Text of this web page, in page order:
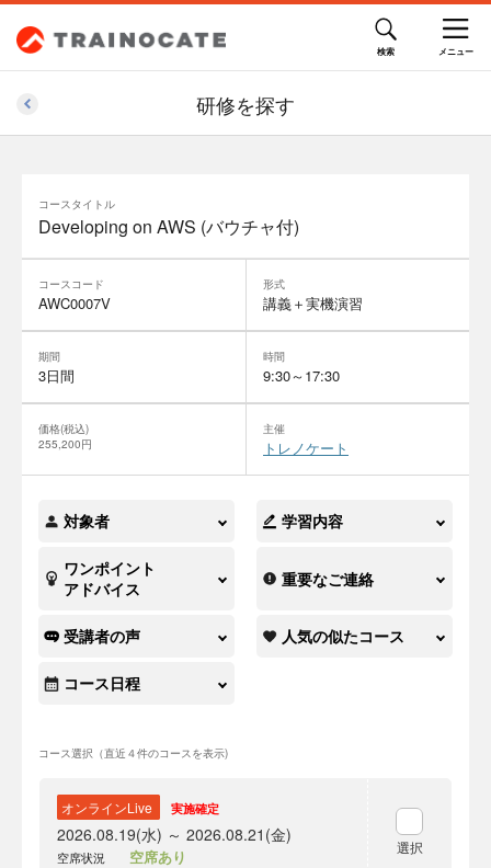
研修を探す
コースタイトル
Developing on AWS (バウチャ付)
コースコード
AWC0007V
形式
講義＋実機演習
期間
3日間
時間
9:30～17:30
価格(税込)
255,200円
主催
トレノケート
対象者 学習内容
ワンポイント
アドバイス
重要なご連絡
受講者の声 人気の似たコース
コース日程
コース選択（直近４件のコースを表示)
オンラインLive 実施確定
2026.08.19(水) ～ 2026.08.21(金)
空席状況 空席あり 選択